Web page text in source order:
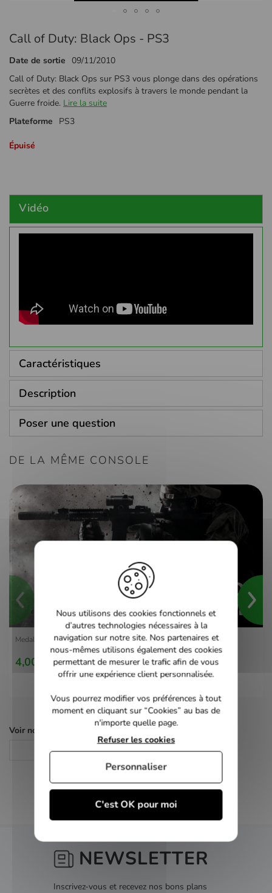
au
de
la
Galerie
d’images
Call of Duty: Black Ops - PS3
Date de sortie 09/11/2010
Call of Duty: Black Ops sur PS3 vous plonge dans des opérations
secrètes et des conflits explosifs à travers le monde pendant la
Guerre froide. Lire la suite
Plateforme
PS3
Épuisé
Vidéo
Caractéristiques
Description
Poser une question
DE LA MÊME CONSOLE
Medal of Honor - PS3
4,00 €
Voir nos autres pages :
Jeux PS3
NEWSLETTER
Inscrivez-vous et recevez nos bons plans
Nous utilisons des cookies fonctionnels et
d’autres technologies nécessaires à la
navigation sur notre site. Nos partenaires et
nous-mêmes utilisons également des cookies
permettant de mesurer le trafic afin de vous
offrir une expérience client personnalisée.
Vous pourrez modifier vos préférences à tout
moment en cliquant sur “Cookies” au bas de
n'importe quelle page.
C'est OK pour moi
Refuser les cookies
Personnaliser